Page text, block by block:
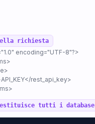
richiesta
encoding="UTF-8"?>
rest_api_key>
tutti i database